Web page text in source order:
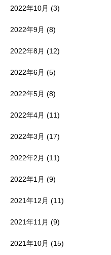
2022年10月 (3)
2022年9月 (8)
2022年8月 (12)
2022年6月 (5)
2022年5月 (8)
2022年4月 (11)
2022年3月 (17)
2022年2月 (11)
2022年1月 (9)
2021年12月 (11)
2021年11月 (9)
2021年10月 (15)